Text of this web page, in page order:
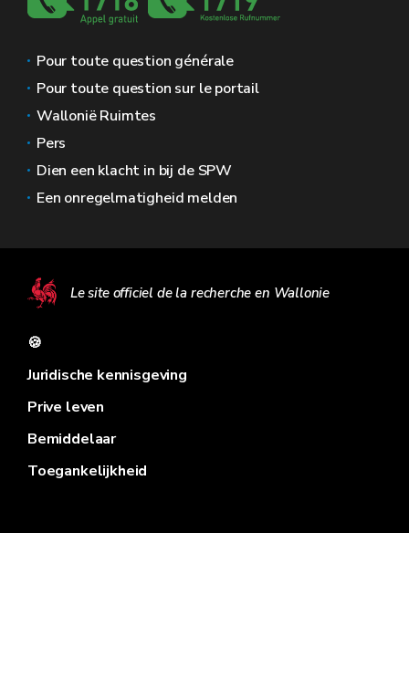
Pour toute question générale
Pour toute question sur le portail
Wallonië Ruimtes
Pers
Dien een klacht in bij de SPW
Een onregelmatigheid melden
Le site officiel de la recherche en Wallonie
🍪
Juridische kennisgeving
Prive leven
Bemiddelaar
Toegankelijkheid